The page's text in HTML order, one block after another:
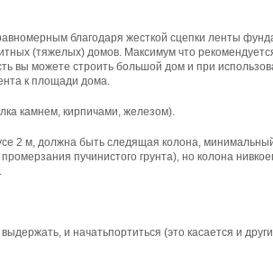
благодаря жесткой сцепки ленты
(тяжелых) домов. Максимум что
вы можете строить большой дом и при
к площади дома.
камнем, кирпичами, железом).
2 м, должна быть следящая колона,
промерзания пучинистого грунта), но колона
.
выдержать, и начатьпортиться (это касается и